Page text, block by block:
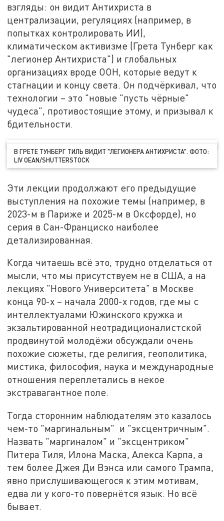
взгляды: он видит Антихриста в
централизации, регуляциях (например, в
попытках контролировать ИИ),
климатическом активизме (Грета Тунберг как
"легионер Антихриста") и глобальных
организациях вроде ООН, которые ведут к
стагнации и концу света. Он подчёркивал, что
технологии – это "новые "пусть чёрные"
чудеса", противостоящие этому, и призывал к
бдительности.
В ГРЕТЕ ТУНБЕРГ ТИЛЬ ВИДИТ "ЛЕГИОНЕРА АНТИХРИСТА". ФОТО:
LIV OEAN/SHUTTERSTOCK
Эти лекции продолжают его предыдущие
выступления на похожие темы (например, в
2023-м в Париже и 2025-м в Оксфорде), но
серия в Сан-Франциско наиболее
детализированная.
Когда читаешь всё это, трудно отделаться от
мысли, что мы присутствуем не в США, а на
лекциях "Нового Университета" в Москве
конца 90-х – начала 2000-х годов, где мы с
интеллектуалами Южинского кружка и
экзальтированной неотрадиционалистской
продвинутой молодёжи обсуждали очень
похожие сюжеты, где религия, геополитика,
мистика, философия, наука и международные
отношения переплетались в некое
экстравагантное поле.
Тогда сторонним наблюдателям это казалось
чем-то "маргинальным" и "эксцентричным".
Назвать "маргиналом" и "эксцентриком"
Питера Тиля, Илона Маска, Алекса Карпа, а
тем более Джея Ди Вэнса или самого Трампа,
явно прислушивающегося к этим мотивам,
едва ли у кого-то повернётся язык. Но всё
бывает.